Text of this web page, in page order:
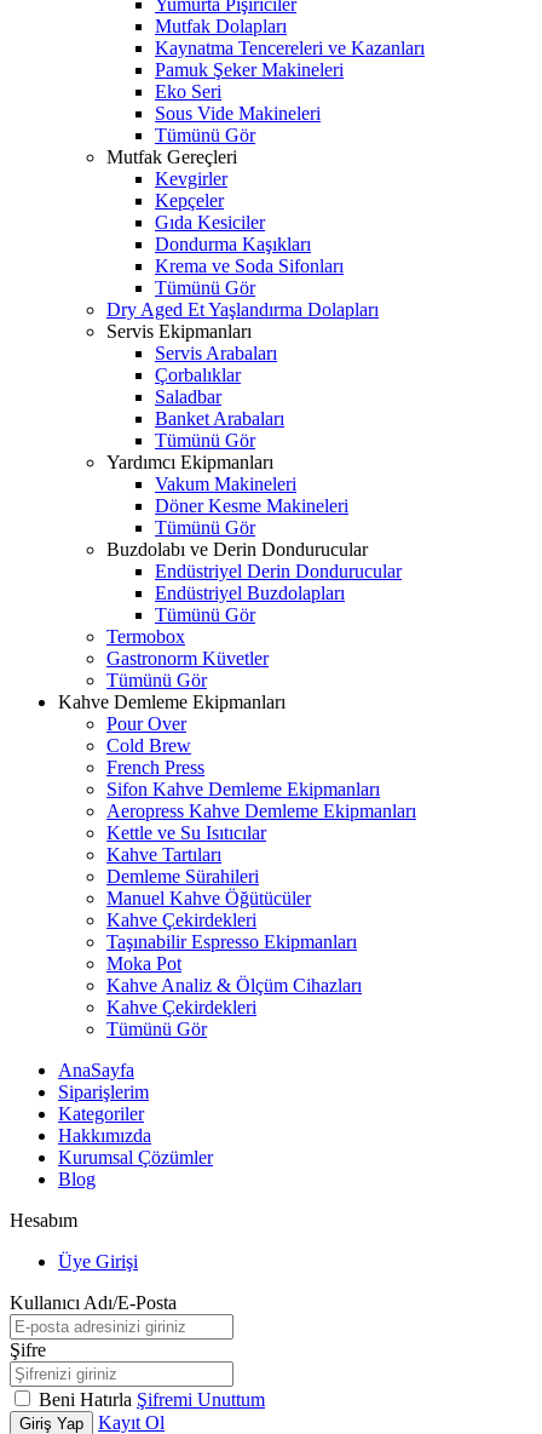
Yumurta Pişiriciler
Mutfak Dolapları
Kaynatma Tencereleri ve Kazanları
Pamuk Şeker Makineleri
Eko Seri
Sous Vide Makineleri
Tümünü Gör
Mutfak Gereçleri
Kevgirler
Kepçeler
Gıda Kesiciler
Dondurma Kaşıkları
Krema ve Soda Sifonları
Tümünü Gör
Dry Aged Et Yaşlandırma Dolapları
Servis Ekipmanları
Servis Arabaları
Çorbalıklar
Saladbar
Banket Arabaları
Tümünü Gör
Yardımcı Ekipmanları
Vakum Makineleri
Döner Kesme Makineleri
Tümünü Gör
Buzdolabı ve Derin Dondurucular
Endüstriyel Derin Dondurucular
Endüstriyel Buzdolapları
Tümünü Gör
Termobox
Gastronorm Küvetler
Tümünü Gör
Kahve Demleme Ekipmanları
Pour Over
Cold Brew
French Press
Sifon Kahve Demleme Ekipmanları
Aeropress Kahve Demleme Ekipmanları
Kettle ve Su Isıtıcılar
Kahve Tartıları
Demleme Sürahileri
Manuel Kahve Öğütücüler
Kahve Çekirdekleri
Taşınabilir Espresso Ekipmanları
Moka Pot
Kahve Analiz & Ölçüm Cihazları
Kahve Çekirdekleri
Tümünü Gör
AnaSayfa
Siparişlerim
Kategoriler
Hakkımızda
Kurumsal Çözümler
Blog
Hesabım
Üye Girişi
Kullanıcı Adı/E-Posta
Şifre
Beni Hatırla Şifremi Unuttum
Giriş Yap
Kayıt Ol